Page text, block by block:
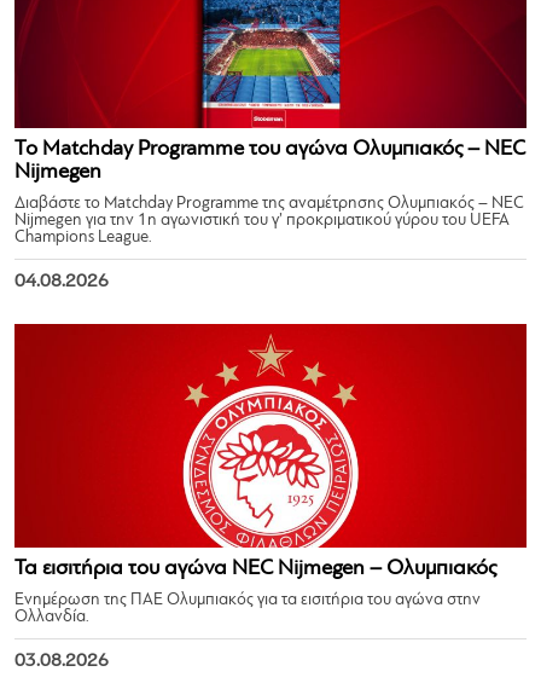
Το Matchday Programme του αγώνα Ολυμπιακός – NEC
Nijmegen
Διαβάστε το Matchday Programme της αναμέτρησης Ολυμπιακός – NEC
Nijmegen για την 1η αγωνιστική του γ’ προκριματικού γύρου του UEFA
Champions League.
04.08.2026
Τα εισιτήρια του αγώνα NEC Nijmegen – Ολυμπιακός
Ενημέρωση της ΠΑΕ Ολυμπιακός για τα εισιτήρια του αγώνα στην
Ολλανδία.
03.08.2026